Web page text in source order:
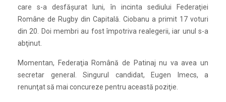
care s-a desfăşurat luni, în incinta sediului Federaţiei
Române de Rugby din Capitală. Ciobanu a primit 17 voturi
din 20. Doi membri au fost împotriva realegerii, iar unul s-a
abţinut.
Momentan, Federaţia Română de Patinaj nu va avea un
secretar general. Singurul candidat, Eugen Imecs, a
renunţat să mai concureze pentru această poziţie.